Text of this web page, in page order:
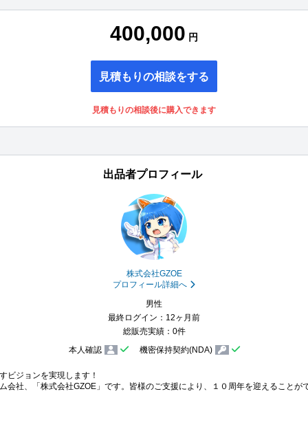
400,000 円
見積もりの相談をする
見積もりの相談後に購入できます
出品者プロフィール
株式会社GZOE
プロフィール詳細へ
男性
最終ログイン：12ヶ月前
総販売実績：0件
本人確認
機密保持契約(NDA)
ビジョンを実現します！
会社、「株式会社GZOE」です。皆様のご支援により、１０周年を迎えることが